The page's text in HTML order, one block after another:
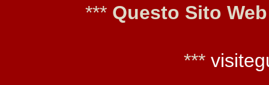
*** Questo Sito
***